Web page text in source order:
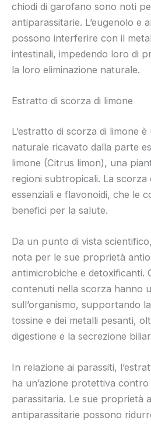
chiodi di garofano sono noti
antiparassitarie. L’eugenolo e
possono interferire con il
intestinali, impedendo loro di
la loro eliminazione naturale.
Estratto di scorza di limone
L’estratto di scorza di limone
naturale ricavato dalla parte
limone (Citrus limon), una
regioni subtropicali. La scorza
essenziali e flavonoidi, che le
benefici per la salute.
Da un punto di vista
nota per le sue proprietà
antimicrobiche e detoxificanti.
contenuti nella scorza hanno
sull’organismo, supportando
tossine e dei metalli pesanti,
digestione e la secrezione
In relazione ai parassiti,
ha un’azione protettiva contro
parassitaria. Le sue proprietà
antiparassitarie possono